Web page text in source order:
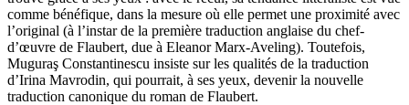
comme bénéfique, dans la mesure où elle permet une proximité avec
l’original (à l’instar de la première traduction anglaise du chef-
d’œuvre de Flaubert, due à Eleanor Marx-Aveling). Toutefois,
Muguraş Constantinescu insiste sur les qualités de la traduction
d’Irina Mavrodin, qui pourrait, à ses yeux, devenir la nouvelle
traduction canonique du roman de Flaubert.